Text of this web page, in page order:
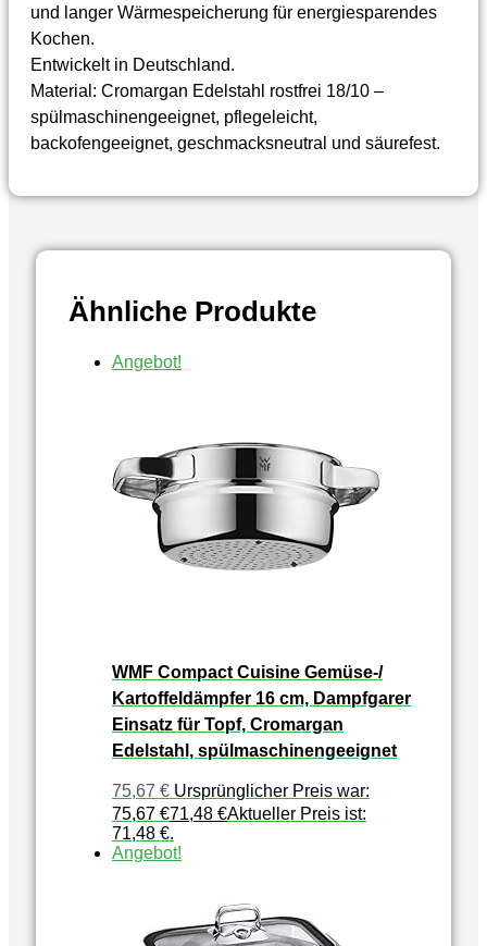
und langer Wärmespeicherung für energiesparendes
Kochen.
Entwickelt in Deutschland.
Material: Cromargan Edelstahl rostfrei 18/10 –
spülmaschinengeeignet, pflegeleicht,
backofengeeignet, geschmacksneutral und säurefest.
Ähnliche Produkte
Angebot!
WMF Compact Cuisine Gemüse-/
Kartoffeldämpfer 16 cm, Dampfgarer
Einsatz für Topf, Cromargan
Edelstahl, spülmaschinengeeignet
75,67 € Ursprünglicher Preis war:
75,67 €71,48 €Aktueller Preis ist:
71,48 €.
Angebot!